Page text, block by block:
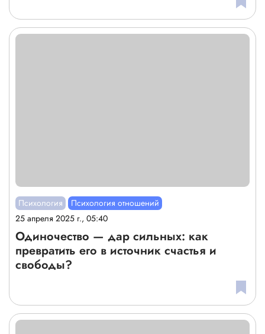
Психология
Психология отношений
25 апреля 2025 г., 05:40
Одиночество — дар сильных: как
превратить его в источник счастья и
свободы?